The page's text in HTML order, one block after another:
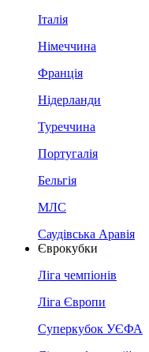
Італія
Німеччина
Франція
Нідерланди
Туреччина
Португалія
Бельгія
МЛС
Саудівська Аравія
Єврокубки
Ліга чемпіонів
Ліга Європи
Суперкубок УЄФА